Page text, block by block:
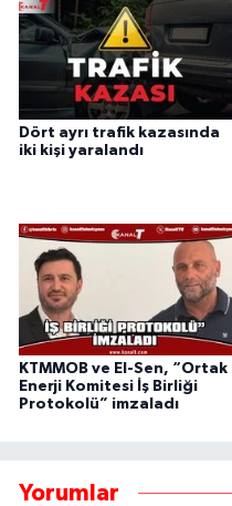
Dört ayrı trafik kazasında
iki kişi yaralandı
KTMMOB ve El-Sen, “Ortak
Enerji Komitesi İş Birliği
Protokolü” imzaladı
Yorumlar